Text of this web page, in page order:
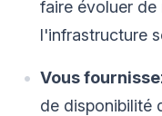
faire évoluer
l'infrastructure
Vous
de disponibilité